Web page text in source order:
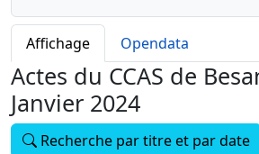
Affichage Opendata
Actes du CCAS de
Janvier 2024
Recherche par titre et par date